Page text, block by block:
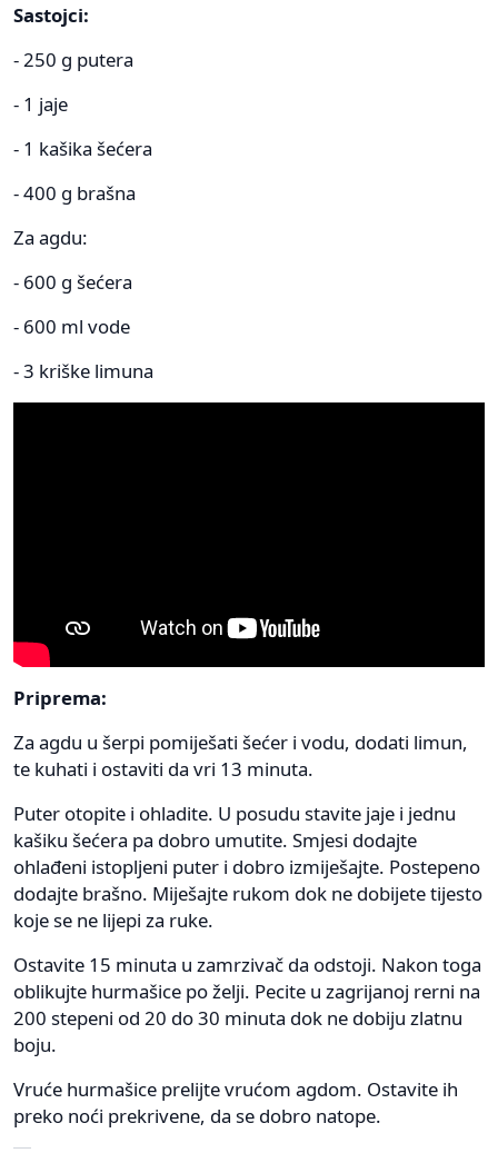
Sastojci:
- 250 g putera
- 1 jaje
- 1 kašika šećera
- 400 g brašna
Za agdu:
- 600 g šećera
- 600 ml vode
- 3 kriške limuna
Priprema:
Za agdu u šerpi pomiješati šećer i vodu, dodati limun,
te kuhati i ostaviti da vri 13 minuta.
Puter otopite i ohladite. U posudu stavite jaje i jednu
kašiku šećera pa dobro umutite. Smjesi dodajte
ohlađeni istopljeni puter i dobro izmiješajte. Postepeno
dodajte brašno. Miješajte rukom dok ne dobijete tijesto
koje se ne lijepi za ruke.
Ostavite 15 minuta u zamrzivač da odstoji. Nakon toga
oblikujte hurmašice po želji. Pecite u zagrijanoj rerni na
200 stepeni od 20 do 30 minuta dok ne dobiju zlatnu
boju.
Vruće hurmašice prelijte vrućom agdom. Ostavite ih
preko noći prekrivene, da se dobro natope.